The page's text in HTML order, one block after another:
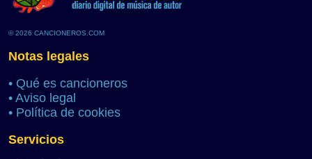
© 2026 CANCIONEROS.COM
Notas legales
• Qué es cancioneros
• Aviso legal
• Política de cookies
Servicios